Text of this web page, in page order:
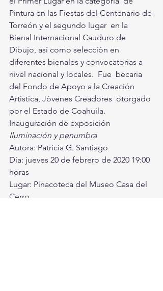
Pintura en las Fiestas del Centenario de
Torreón y el segundo lugar  en la
Bienal Internacional Cauduro de
Dibujo, así como selección en
diferentes bienales y convocatorias a
nivel nacional y locales.  Fue  becaria
del Fondo de Apoyo a la Creación
Artística, Jóvenes Creadores  otorgado
por el Estado de Coahuila.
Inauguración de exposición
Iluminación y penumbra
Autora: Patricia G. Santiago
Día: jueves 20 de febrero de 2020 19:00
horas
Lugar: Pinacoteca del Museo Casa del
Cerro